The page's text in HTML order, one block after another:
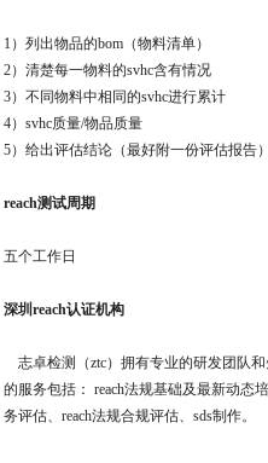
1）列出物品的bom（物料清单）
2）清楚每一物料的svhc含有情况
3）不同物料中相同的svhc进行累计
4）svhc质量/物品质量
5）给出评估结论 （最好附一份评估报告
reach测试周期
五个工作日
深圳 reach认证机构
志卓检测（ztc）拥有专业的研发团队
的服务包括： reach法规基础及最新动态
务评估、reach法规合规评估、sds制作。